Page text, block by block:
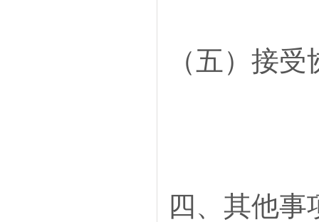
（五）接
四、其他事